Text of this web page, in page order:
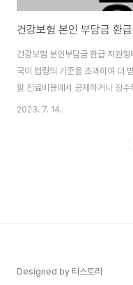
건강보험 본인 부담금 환급
건강보험 본인부담금 환급 지원
국이 법령의 기준을 초과하여 더
할 진료비용에서 공제하거나 징
리는 제도입니다. 지원대상 - 요양
2023. 7. 14.
Designed by 티스토리